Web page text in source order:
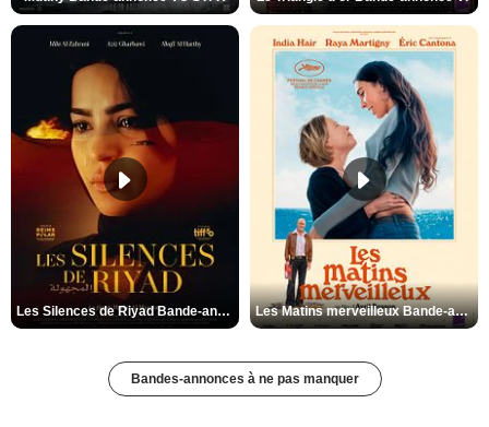
Les Silences de Riyad Bande-annonce VO STFR Les Matins merveilleux Bande-annonce VF
Bandes-annonces à ne pas manquer